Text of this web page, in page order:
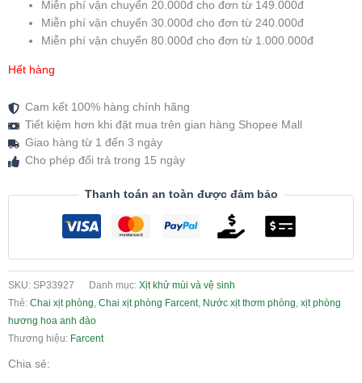
Miễn phí vận chuyển 20.000đ cho đơn từ 149.000đ
Miễn phí vận chuyển 30.000đ cho đơn từ 240.000đ
Miễn phí vận chuyển 80.000đ cho đơn từ 1.000.000đ
Hết hàng
Cam kết 100% hàng chính hãng
Tiết kiệm hơn khi đặt mua trên gian hàng Shopee Mall
Giao hàng từ 1 đến 3 ngày
Cho phép đổi trả trong 15 ngày
Thanh toán an toàn được đảm bảo
SKU: SP33927 Danh mục: Xịt khử mùi và vệ sinh
Thẻ: Chai xịt phòng Chai xịt phòng Farcent, Nước xịt thơm phòng xịt phòng
hương hoa anh đào
Thương hiệu: Farcent
Chia sẻ: